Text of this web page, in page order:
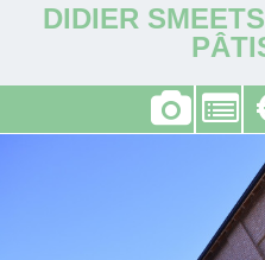
DIDIER